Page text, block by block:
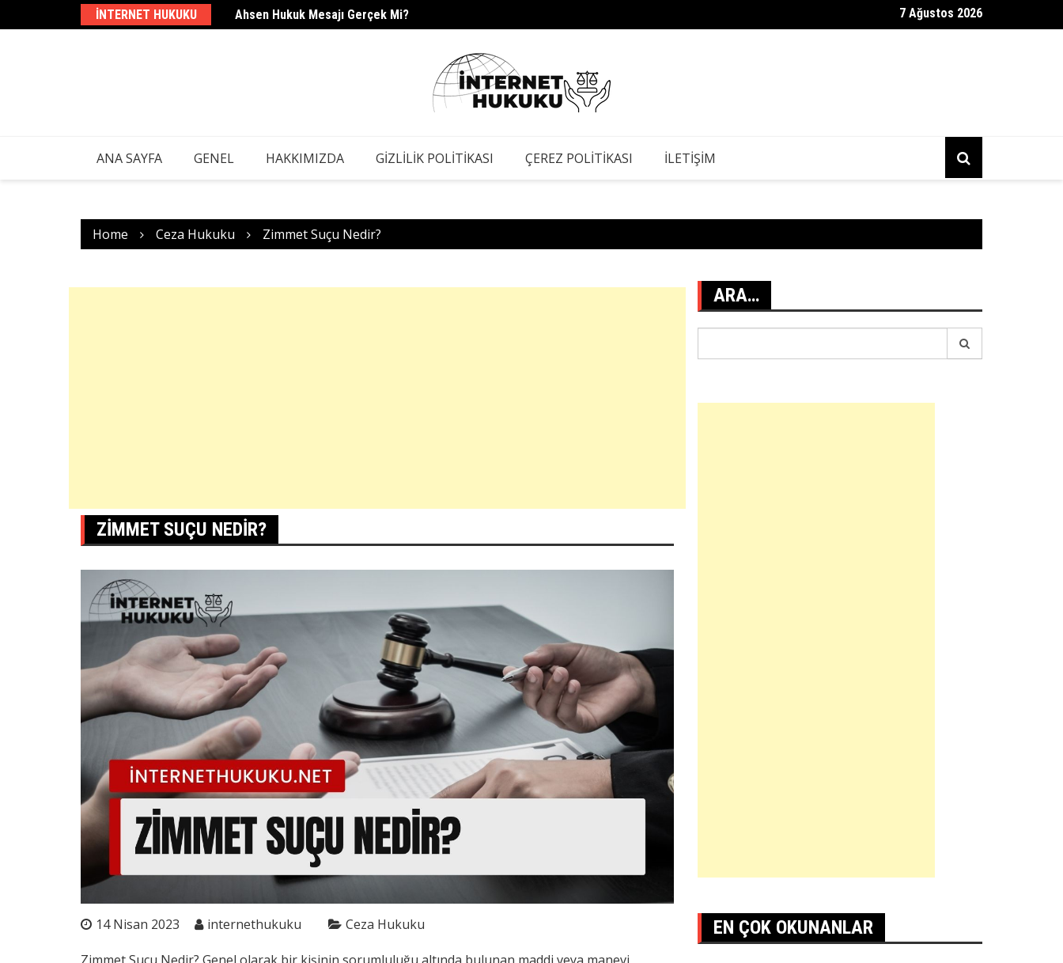
to
INTERNET HUKUKU Ahsen Hukuk Mesajı Gerçek Mi? 7 Ağustos 2026
ANA SAYFA GENEL HAKKIMIZDA GIZLILIK POLITIKASI ÇEREZ POLITIKASI İLETIŞIM
Home Ceza Hukuku Zimmet Suçu Nedir?
ZIMMET SUÇU NEDIR?
14 Nisan 2023 internethukuku Ceza Hukuku
ARA…
EN ÇOK OKUNANLAR